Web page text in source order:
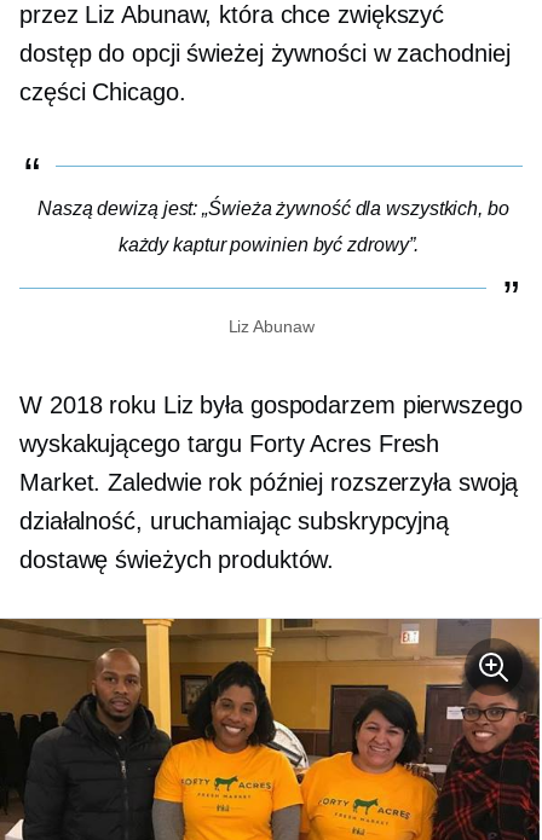
przez Liz Abunaw, która chce zwiększyć
dostęp do opcji świeżej żywności w zachodniej
części Chicago.
Naszą dewizą jest: „Świeża żywność dla wszystkich, bo
każdy kaptur powinien być zdrowy”.
Liz Abunaw
W 2018 roku Liz była gospodarzem pierwszego
wyskakującego targu Forty Acres Fresh
Market. Zaledwie rok później rozszerzyła swoją
działalność, uruchamiając subskrypcyjną
dostawę świeżych produktów.